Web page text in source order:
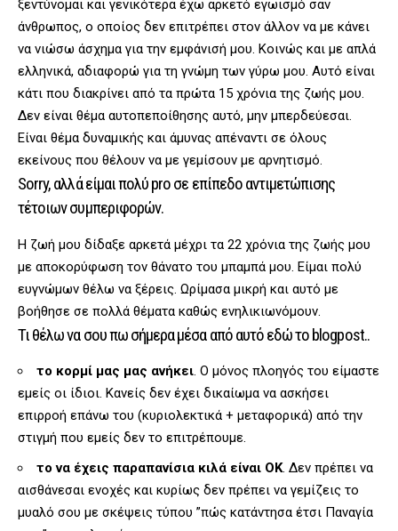
ξεντύνομαι και γενικότερα έχω αρκετό εγωισμό σαν
άνθρωπος, ο οποίος δεν επιτρέπει στον άλλον να με κάνει
να νιώσω άσχημα για την εμφάνισή μου. Κοινώς και με απλά
ελληνικά, αδιαφορώ για τη γνώμη των γύρω μου. Αυτό είναι
κάτι που διακρίνει από τα πρώτα 15 χρόνια της ζωής μου.
Δεν είναι θέμα αυτοπεποίθησης αυτό, μην μπερδεύεσαι.
Είναι θέμα δυναμικής και άμυνας απέναντι σε όλους
εκείνους που θέλουν να με γεμίσουν με αρνητισμό.
Sorry, αλλά είμαι πολύ pro σε επίπεδο αντιμετώπισης
τέτοιων συμπεριφορών.
Η ζωή μου δίδαξε αρκετά μέχρι τα 22 χρόνια της ζωής μου
με αποκορύφωση τον θάνατο του μπαμπά μου. Είμαι πολύ
ευγνώμων θέλω να ξέρεις. Ωρίμασα μικρή και αυτό με
βοήθησε σε πολλά θέματα καθώς ενηλικιωνόμουν.
Τι θέλω να σου πω σήμερα μέσα από αυτό εδώ το blogpost..
το κορμί μας μας ανήκει. Ο μόνος πλοηγός του είμαστε
εμείς οι ίδιοι. Κανείς δεν έχει δικαίωμα να ασκήσει
επιρροή επάνω του (κυριολεκτικά + μεταφορικά) από την
στιγμή που εμείς δεν το επιτρέπουμε.
το να έχεις παραπανίσια κιλά είναι OK. Δεν πρέπει να
αισθάνεσαι ενοχές και κυρίως δεν πρέπει να γεμίζεις το
μυαλό σου με σκέψεις τύπου ”πώς κατάντησα έτσι Παναγία